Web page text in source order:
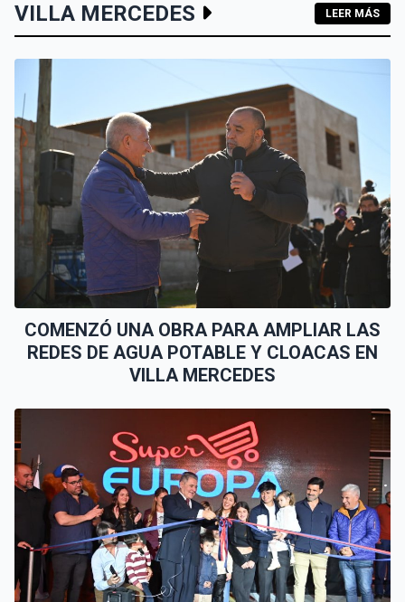
VILLA MERCEDES LEER MÁS
COMENZÓ UNA OBRA PARA AMPLIAR LAS
REDES DE AGUA POTABLE Y CLOACAS EN
VILLA MERCEDES